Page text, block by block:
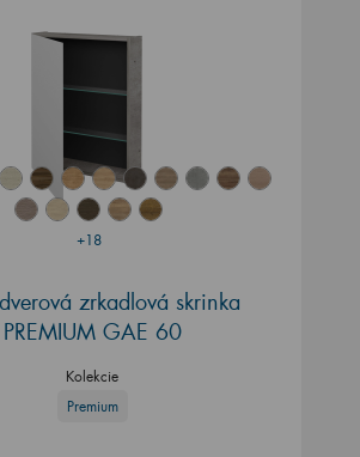
+18
zrkadlová skrinka
PREMIUM GAE 60
Kolekcie
Premium